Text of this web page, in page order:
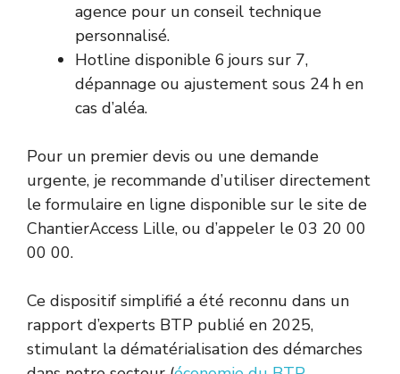
agence pour un conseil technique
personnalisé.
Hotline disponible 6 jours sur 7,
dépannage ou ajustement sous 24 h en
cas d’aléa.
Pour un premier devis ou une demande
urgente, je recommande d’utiliser directement
le formulaire en ligne disponible sur le site de
ChantierAccess Lille, ou d’appeler le 03 20 00
00 00.
Ce dispositif simplifié a été reconnu dans un
rapport d’experts BTP publié en 2025,
stimulant la dématérialisation des démarches